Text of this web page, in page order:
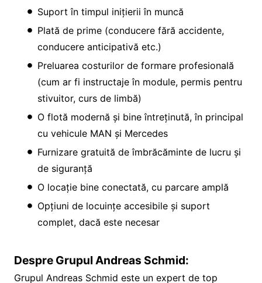
Suport în timpul inițierii în muncă
Plată de prime (conducere fără accidente,
conducere anticipativă etc.)
Preluarea costurilor de formare profesională
(cum ar fi instructaje în module, permis pentru
stivuitor, curs de limbă)
O flotă modernă și bine întreținută, în principal
cu vehicule MAN și Mercedes
Furnizare gratuită de îmbrăcăminte de lucru și
de siguranță
O locație bine conectată, cu parcare amplă
Opțiuni de locuințe accesibile și suport
complet, dacă este necesar
Despre Grupul Andreas Schmid:
Grupul Andreas Schmid este un expert de top